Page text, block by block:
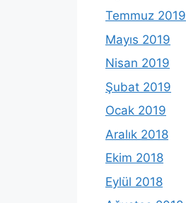
Temmuz 2019
Mayıs 2019
Nisan 2019
Şubat 2019
Ocak 2019
Aralık 2018
Ekim 2018
Eylül 2018